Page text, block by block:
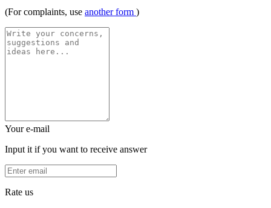
(For complaints, use another form )
Your e-mail
Input it if you want to receive answer
Rate us